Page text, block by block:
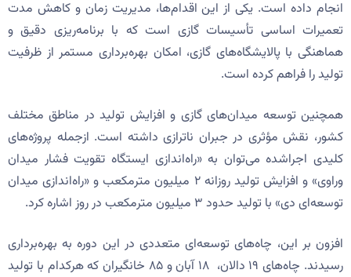
انجام داده است. یکی از این اقدام‌ها، مدیریت زمان و کاهش مدت
تعمیرات اساسی تأسیسات گازی است که با برنامه‌ریزی دقیق و
هماهنگی با پالایشگاه‌های گازی، امکان بهره‌برداری مستمر از ظرفیت
تولید را فراهم کرده است.
همچنین توسعه میدان‌های گازی و افزایش تولید در مناطق مختلف
کشور، نقش مؤثری در جبران ناترازی داشته است. ازجمله پروژه‌های
کلیدی اجراشده می‌توان به «راه‌اندازی ایستگاه تقویت فشار میدان
وراوی» و افزایش تولید روزانه ۲ میلیون مترمکعب و «راه‌اندازی میدان
توسعه‌ای دی» با تولید حدود ۳ میلیون مترمکعب در روز اشاره کرد.
افزون بر این، چاه‌های توسعه‌ای متعددی در این دوره به بهره‌برداری
رسیدند. چاه‌های ۱۹ دالان، ۱۸ آبان و ۸۵ خانگیران که هرکدام با تولید